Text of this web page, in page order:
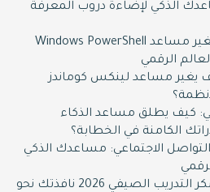
الذكي لإضاءة دروب المعرفة
سيد الأتمتة: كيف يغير مساعد Windows PowerShell
الرقمي
يغير مساعد لينكس كوماندز
كيف يطلق مساعد الذكاء
الكامنة في الخطابة؟
الاجتماعي: مساعدك الذكي
صيف الإبداع: معسكر التدريب الصيفي 2026 نافذتك نحو